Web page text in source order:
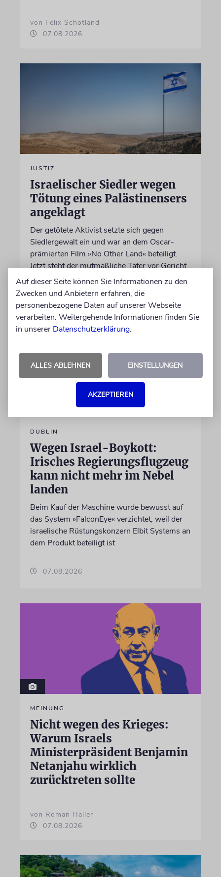
von Felix Schotland
07.08.2026
JUSTIZ
Israelischer Siedler wegen
Tötung eines Palästinensers
angeklagt
Der getötete Aktivist setzte sich gegen
Siedlergewalt ein und war an dem Oscar-
prämierten Film »No Other Land« beteiligt.
Jetzt steht der mutmaßliche Täter vor Gericht
07.08.2026
DUBLIN
Wegen Israel-Boykott:
Irisches Regierungsflugzeug
kann nicht mehr im Nebel
landen
Beim Kauf der Maschine wurde bewusst auf
das System »FalconEye« verzichtet, weil der
israelische Rüstungskonzern Elbit Systems an
dem Produkt beteiligt ist
07.08.2026
MEINUNG
Nicht wegen des Krieges:
Warum Israels
Ministerpräsident Benjamin
Netanjahu wirklich
zurücktreten sollte
von Roman Haller
07.08.2026
Auf dieser Seite können Sie Informationen zu den
Zwecken und Anbietern erfahren, die
personenbezogene Daten auf unserer Webseite
verarbeiten. Weitergehende Informationen finden Sie
in unserer Datenschutzerklärung.
ALLES ABLEHNEN EINSTELLUNGEN
AKZEPTIEREN